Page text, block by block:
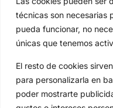
técnicas son necesarias
pueda funcionar, no
únicas que tenemos
El resto de cookies
para personalizarla en
poder mostrarte
OpenGolf ofrece toda
profesional y amateur,
Jon Rahm, LIV Golf, PGA